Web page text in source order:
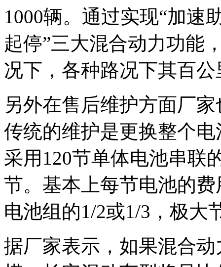
1000辆。通过实现“加速
起停”三大混合动力功能
况下，各种路况下其百
另外在售后维护方面厂
传统的维护是更换整个
采用120节单体电池串联
节。基本上每节电池的
电池组的1/2或1/3，极大
据厂家表示，如果混合